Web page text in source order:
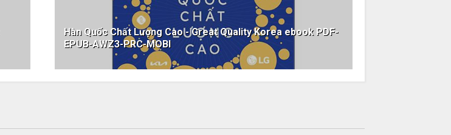
Hàn Quốc Chất Lượng Cao - Great Quality Korea ebook PDF-
EPUB-AWZ3-PRC-MOBI